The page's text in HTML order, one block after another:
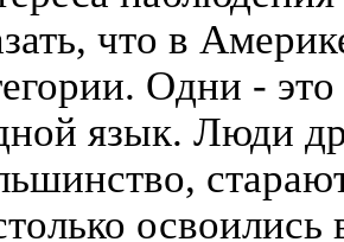
что в
Одни -
язык. Люди